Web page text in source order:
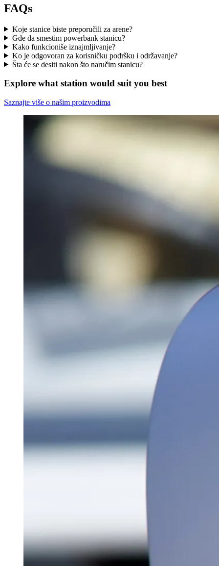
FAQs
Koje stanice biste preporučili za arene?
Gde da smestim powerbank stanicu?
Kako funkcioniše iznajmljivanje?
Ko je odgovoran za korisničku podršku i održavanje?
Šta će se desiti nakon što naručim stanicu?
Explore what station would suit you best
Saznajte više o našim proizvodima